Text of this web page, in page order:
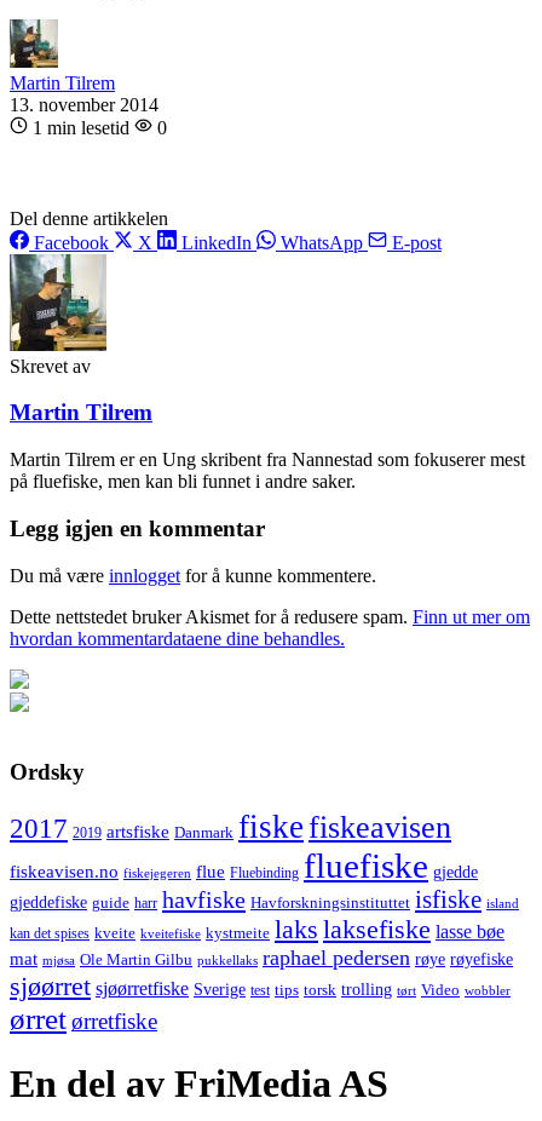
Martin Tilrem
13. november 2014
1 min lesetid
0
Del denne artikkelen
Facebook
X LinkedIn WhatsApp E-post
Skrevet av
Martin Tilrem
Martin Tilrem er en Ung skribent fra Nannestad som fokuserer mest
på fluefiske, men kan bli funnet i andre saker.
Legg igjen en kommentar
Du må være innlogget for å kunne kommentere.
Dette nettstedet bruker Akismet for å redusere spam. Finn ut mer om
hvordan kommentardataene dine behandles.
Ordsky
2017 2019 artsfiske Danmark fiskefiskeavisen
fiskeavisen.no fiskejegeren flue Fluebinding fluefiske gjedde
gjeddefiske guide harr havfiske Havforskningsinstituttet isfiske island
kan det spises kveite kveitefiske kystmeite laks laksefiske lasse bøe
mat mjøsa Ole Martin Gilbu pukkellaks raphael pedersen røye røyefiske
sjøørret sjøørretfiske Sverige test tips torsk trolling tørt Video wobbler
ørretørretfiske
En del av FriMedia AS